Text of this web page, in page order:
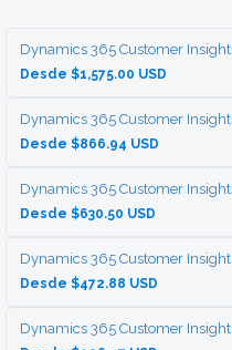
Dynamics 365 Customer
Desde $1,575.00 USD
Dynamics 365 Customer
Desde $866.94 USD
Dynamics 365 Customer
Desde $630.50 USD
Dynamics 365 Customer
Desde $472.88 USD
Dynamics 365 Customer